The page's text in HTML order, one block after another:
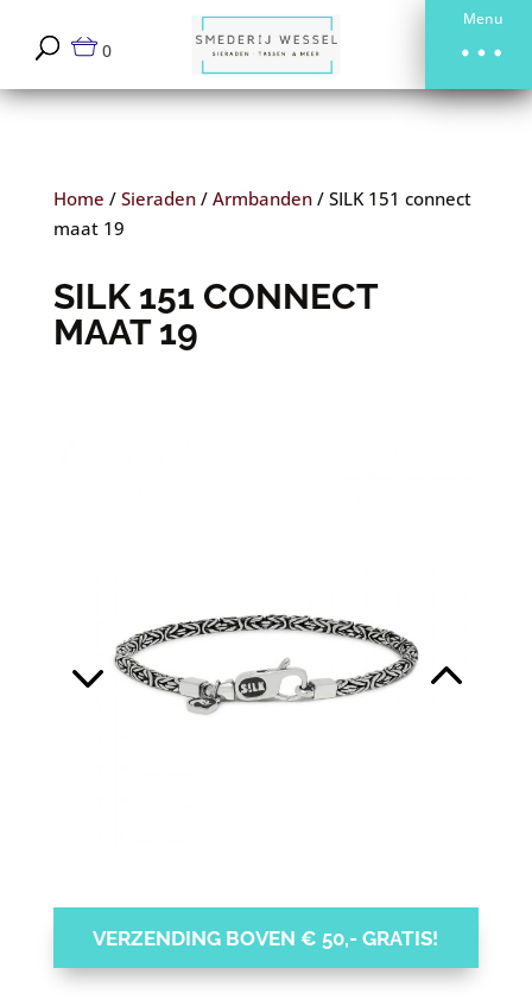
Menu
0
Home / Sieraden/ Armbanden/ SILK 151 connect
maat 19
SILK 151 CONNECT
MAAT 19
VERZENDING BOVEN € 50,- GRATIS!